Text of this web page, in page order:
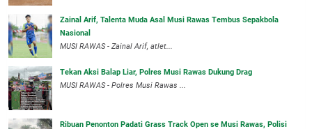
Zainal Arif, Talenta Muda Asal Musi Rawas Tembus Sepakbola
Nasional
MUSI RAWAS - Zainal Arif, atlet...
Tekan Aksi Balap Liar, Polres Musi Rawas Dukung Drag
MUSI RAWAS - Polres Musi Rawas ...
Ribuan Penonton Padati Grass Track Open se Musi Rawas, Polisi